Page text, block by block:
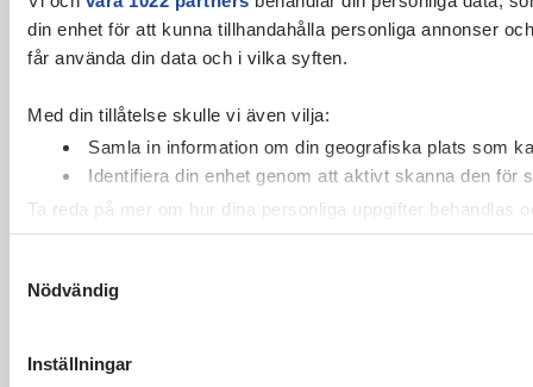
din enhet för att kunna tillhandahålla personliga annonser
får använda din data och i vilka syften.
Med din tillåtelse skulle vi även vilja:
Samla in information om din geografiska plats som
Identifiera din enhet genom att aktivt skanna den för
Ta reda på mer om hur dina personliga uppgifter behandlas
cookie-förklaringen.
Vi använder enhetsidentifierare för att anpassa innehållet
Nödvändig
Inställningar